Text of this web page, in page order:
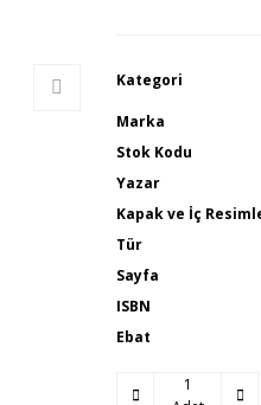
Kategori
Marka
Stok Kodu
Yazar
Kapak ve İç
Tür
Sayfa
ISBN
Ebat